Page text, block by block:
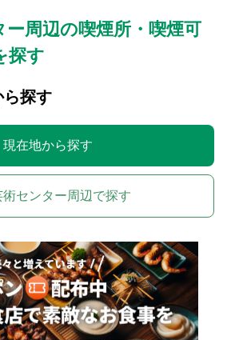
周辺の喫煙所・喫煙可
探す
探す
現在地から探す
センター周辺で探す